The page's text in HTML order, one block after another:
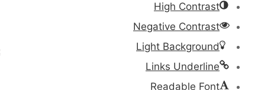
High Contrast
Negative Contrast
Light Background
Links Underline
Readable Font